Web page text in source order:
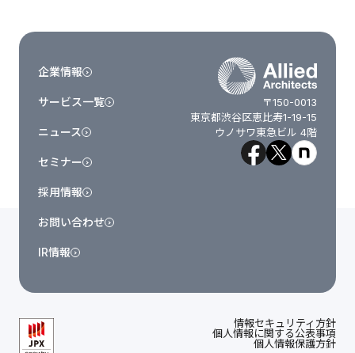
〒150-0013
東京都渋谷区恵比寿1-19-15
ウノサワ東急ビル 4階
企業情報
サービス一覧
ニュース
セミナー
採用情報
お問い合わせ
IR情報
情報セキュリティ方針
個人情報に関する公表事項
個人情報保護方針